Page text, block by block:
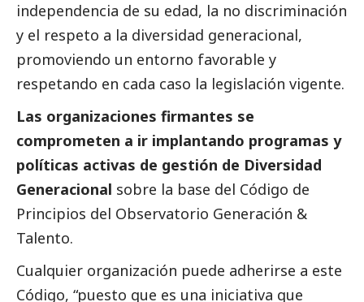
independencia de su edad, la no discriminación
y el respeto a la diversidad generacional,
promoviendo un entorno favorable y
respetando en cada caso la legislación vigente.
Las organizaciones firmantes se
comprometen a ir implantando programas y
políticas activas de gestión de Diversidad
Generacional sobre la base del Código de
Principios del Observatorio Generación &
Talento.
Cualquier organización puede adherirse a este
Código, “puesto que es una iniciativa que